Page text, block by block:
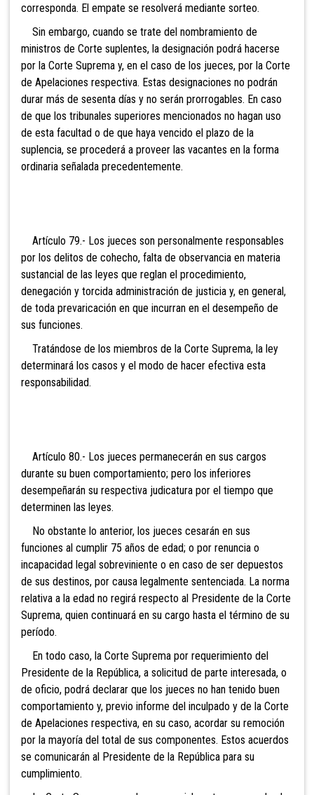
corresponda. El empate se resolverá mediante sorteo.
Sin embargo, cuando se trate del nombramiento de
ministros de Corte suplentes, la designación podrá hacerse
por la Corte Suprema y, en el caso de los jueces, por la Corte
de Apelaciones respectiva. Estas designaciones no podrán
durar más de sesenta días y no serán prorrogables. En caso
de que los tribunales superiores mencionados no hagan uso
de esta facultad o de que haya vencido el plazo de la
suplencia, se procederá a proveer las vacantes en la forma
ordinaria señalada precedentemente.
Artículo 79.- Los jueces son personalmente responsables
por los delitos de cohecho, falta de observancia en materia
sustancial de las leyes que reglan el procedimiento,
denegación y torcida administración de justicia y, en general,
de toda prevaricación en que incurran en el desempeño de
sus funciones.
Tratándose de los miembros de la Corte Suprema, la ley
determinará los casos y el modo de hacer efectiva esta
responsabilidad.
Artículo 80.- Los jueces permanecerán en sus cargos
durante su buen comportamiento; pero los inferiores
desempeñarán su respectiva judicatura por el tiempo que
determinen las leyes.
No obstante lo anterior, los jueces cesarán en sus
funciones al cumplir 75 años de edad; o por renuncia o
incapacidad legal sobreviniente o en caso de ser depuestos
de sus destinos, por causa legalmente sentenciada. La norma
relativa a la edad no regirá respecto al Presidente de la Corte
Suprema, quien continuará en su cargo hasta el término de su
período.
En todo caso, la Corte Suprema por requerimiento del
Presidente de la República, a solicitud de parte interesada, o
de oficio, podrá declarar que los jueces no han tenido buen
comportamiento y, previo informe del inculpado y de la Corte
de Apelaciones respectiva, en su caso, acordar su remoción
por la mayoría del total de sus componentes. Estos acuerdos
se comunicarán al Presidente de la República para su
cumplimiento.